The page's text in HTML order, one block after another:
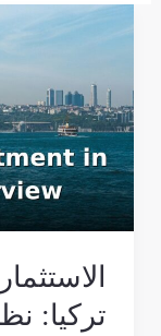
تركيا:
الاستثمار
في
تركيا:
نظرة
قانونية
شاملة